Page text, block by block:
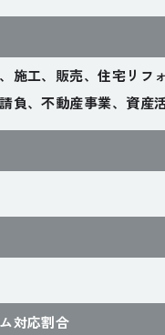
施工、販売、住宅リフ
負、不動産事業、資産
対応割合